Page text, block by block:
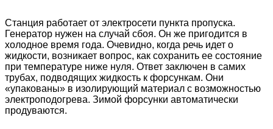
Станция работает от электросети пункта пропуска.
Генератор нужен на случай сбоя. Он же пригодится в
холодное время года. Очевидно, когда речь идет о
жидкости, возникает вопрос, как сохранить ее состояние
при температуре ниже нуля. Ответ заключен в самих
трубах, подводящих жидкость к форсункам. Они
«упакованы» в изолирующий материал с возможностью
электроподогрева. Зимой форсунки автоматически
продуваются.